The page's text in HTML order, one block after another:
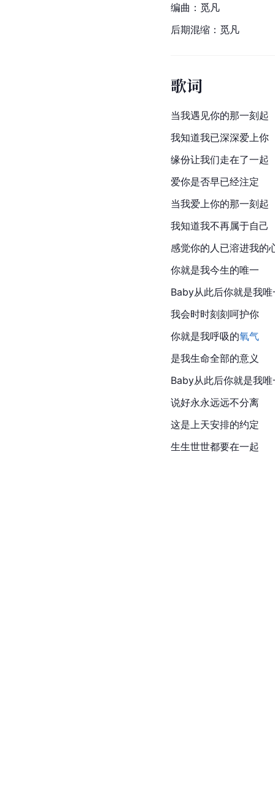
编曲：觅凡
后期混缩：觅凡
歌词
当我遇见你的那一刻起
我知道我已深深爱上你
缘份让我们走在了一起
爱你是否早已经注定
当我爱上你的那一刻起
我知道我不再属于自己
感觉你的人已溶进我的
你就是我今生的唯一
Baby从此后你就是我唯
我会时时刻刻呵护你
你就是我呼吸的氧气
是我生命全部的意义
Baby从此后你就是我唯
说好永永远远不分离
这是上天安排的约定
生生世世都要在一起